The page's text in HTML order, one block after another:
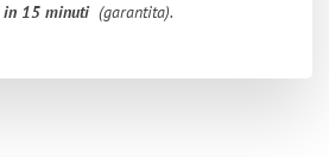
in 15 minuti (garantita).